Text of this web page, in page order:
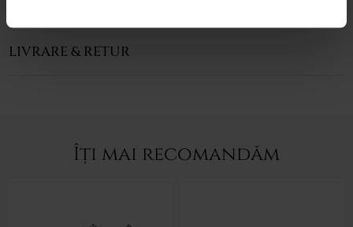
LIVRARE & RETUR
Îți mai recomandăm